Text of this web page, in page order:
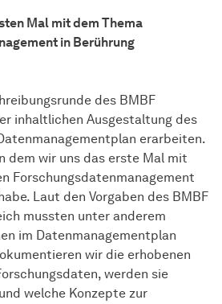
Mal mit dem Thema
in Berührung
des BMBF
inhaltlichen Ausgestaltung des
erarbeiten.
dem wir uns das erste Mal mit
Forschungsdatenmanagement
Laut den Vorgaben des BMBF
mussten unter anderem
im Datenmanagementplan
wir die erhobenen
werden sie
welche Konzepte zur